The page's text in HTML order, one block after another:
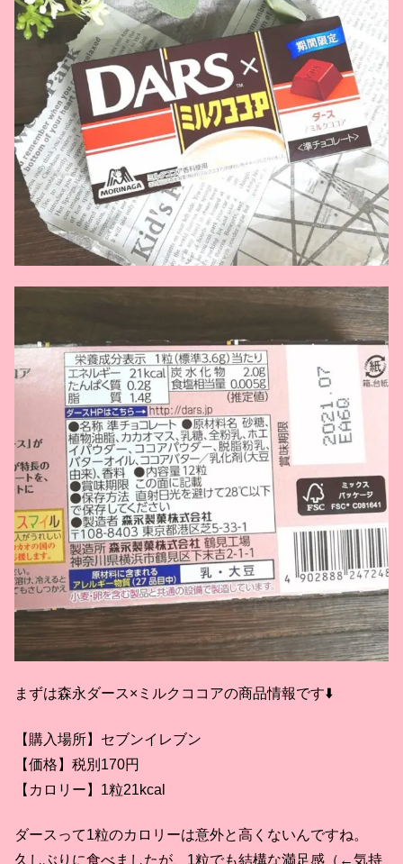
まずは森永ダース×ミルクココアの商品情報です⬇️
【購入場所】セブンイレブン
【価格】税別170円
【カロリー】1粒21kcal
ダースって1粒のカロリーは意外と高くないんですね。
久しぶりに食べましたが、1粒でも結構な満足感（←気持